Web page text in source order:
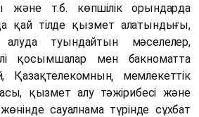
және т.б. көпшілік орындарда
қай тілде қызмет алатындығы,
туындайтын мәселелер,
қосымшалар мен бакноматта
Қазақтелекомның мемлекеттік
қызмет алу тәжірибесі және
жөнінде сауалнама түрінде сұхбат